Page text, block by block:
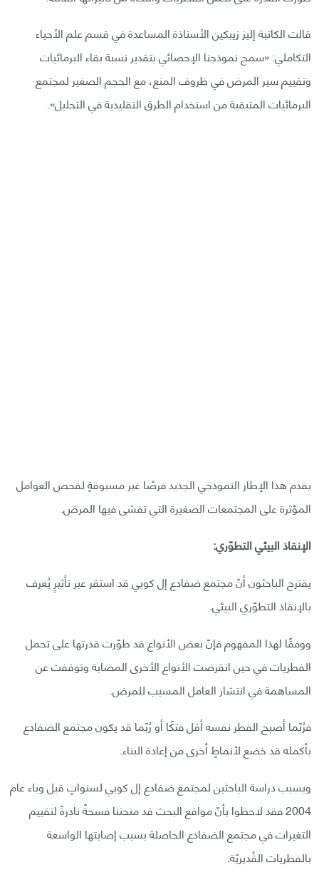
قالت الكاتبة إليز زيبكين الأستاذة المساعدة في قسم علم الأحياء
التكاملي: «سمح نموذجنا الإحصائي بتقدير نسبة بقاء البرمائيات
وتقييم سير المرض في ظروف المنع، مع الحجم الصغير لمجتمع
البرمائيات المتبقية من استخدام الطرق التقليدية في التحليل».
يقدم هذا الإطار النموذجي الجديد فرصًا غير مسبوقةٍ لفحص العوامل
المؤثرة على المجتمعات الصغيرة التي تفشى فيها المرض.
الإنقاذ البيئي التطوّري:
يقترح الباحثون أنّ مجتمع ضفادع إل كوبي قد استقر عبر تأثيرٍ يُعرف
بالإنقاذ التطوّري البيئي.
ووفقًا لهذا المفهوم فإنّ بعض الأنواع قد طوّرت قدرتها على تحمل
الفطريات في حين انقرضت الأنواع الأخرى المصابة وتوقفت عن
المساهمة في انتشار العامل المسبب للمرض.
فرُبّما أصبح الفطر نفسه أقل فتكًا أو رُبّما قد يكون مجتمع الضفادع
بأكمله قد خضع لأنماطٍ أخرى من إعادة البناء.
وبسبب دراسة الباحثين لمجتمع ضفادع إل كوبي لسنواتٍ قبل وباء عام
2004 فقد لاحظوا بأنّ مواقع البحث قد منحتنا فسحةً نادرةً لتقييم
التغيرات في مجتمع الضفادع الحاصلة بسبب إصابتها الواسعة
بالفطريات القُديريّة.